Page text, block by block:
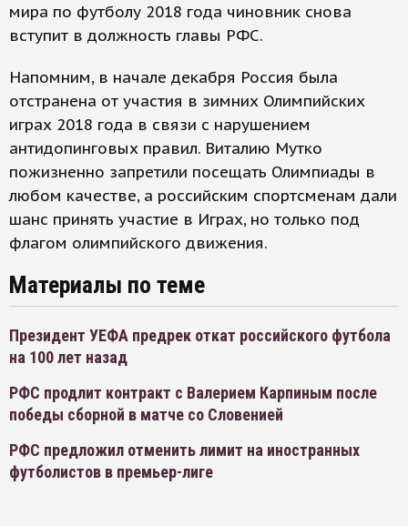
мира по футболу 2018 года чиновник снова
вступит в должность главы РФС.
Напомним, в начале декабря Россия была
отстранена от участия в зимних Олимпийских
играх 2018 года в связи с нарушением
антидопинговых правил. Виталию Мутко
пожизненно запретили посещать Олимпиады в
любом качестве, а российским спортсменам дали
шанс принять участие в Играх, но только под
флагом олимпийского движения.
Материалы по теме
Президент УЕФА предрек откат российского футбола
на 100 лет назад
РФС продлит контракт с Валерием Карпиным после
победы сборной в матче со Словенией
РФС предложил отменить лимит на иностранных
футболистов в премьер-лиге